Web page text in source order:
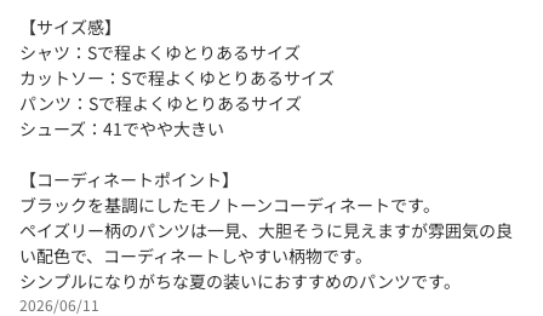
【サイズ感】
シャツ：Sで程よくゆとりあるサイズ
カットソー：Sで程よくゆとりあるサイズ
パンツ：Sで程よくゆとりあるサイズ
シューズ：41でやや大きい
【コーディネートポイント】
ブラックを基調にしたモノトーンコーディネートです。
ペイズリー柄のパンツは一見、大胆そうに見えますが雰囲気の良
い配色で、コーディネートしやすい柄物です。
シンプルになりがちな夏の装いにおすすめのパンツです。
2026/06/11